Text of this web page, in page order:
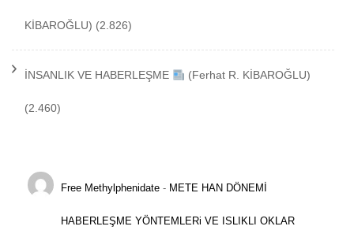
KİBAROĞLU) (2.826)
İNSANLIK VE HABERLEŞME (Ferhat R. KİBAROĞLU)
(2.460)
Free Methylphenidate - METE HAN DÖNEMİ
HABERLEŞME YÖNTEMLERi VE ISLIKLI OKLAR